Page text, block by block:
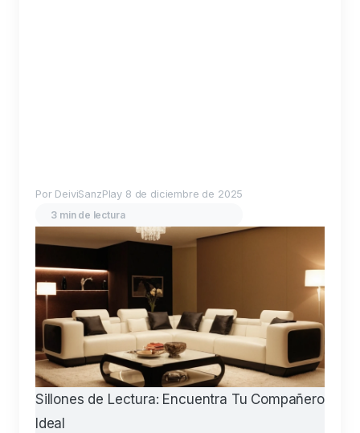
Por DeiviSanzPlay 8 de diciembre de 2025
3 min de lectura
Sillones de Lectura: Encuentra Tu Compañero
Ideal